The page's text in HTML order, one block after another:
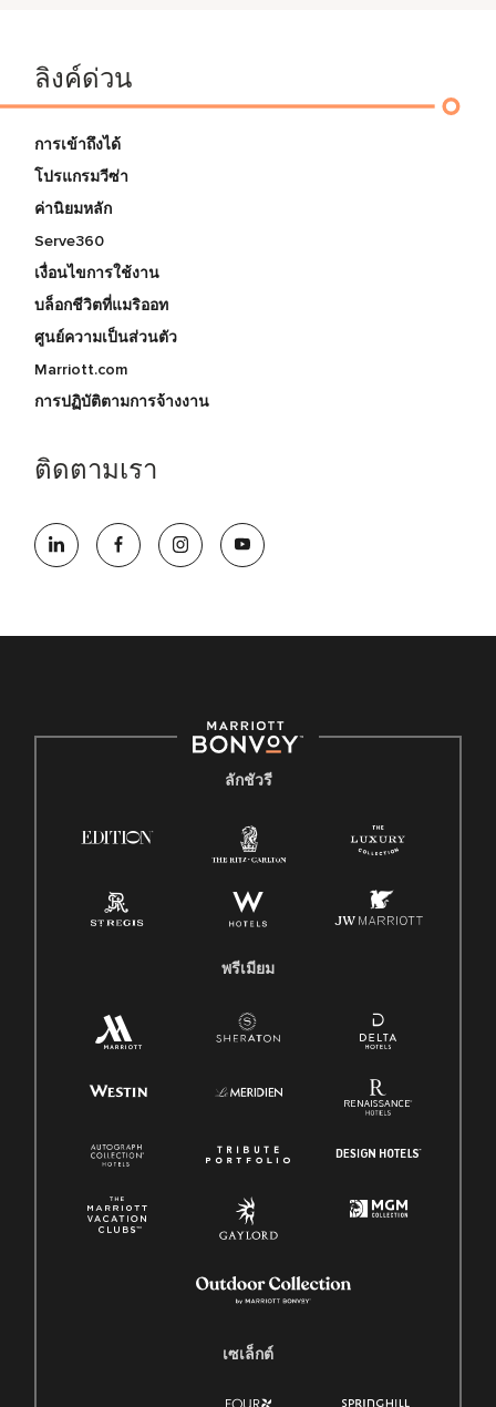
ลิงค์ด่วน
การเข้าถึงได้
โปรแกรมวีซ่า
ค่านิยมหลัก
Serve360
เงื่อนไขการใช้งาน
บล็อกชีวิตที่แมริออท
ศูนย์ความเป็นส่วนตัว
Marriott.com
การปฏิบัติตามการจ้างงาน
ติดตามเรา
ลักชัวรี
พรีเมียม
เซเล็กต์